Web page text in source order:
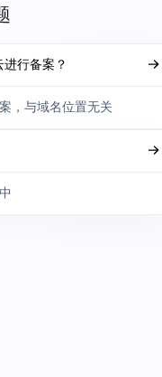
行备案？
，与域名位置无关